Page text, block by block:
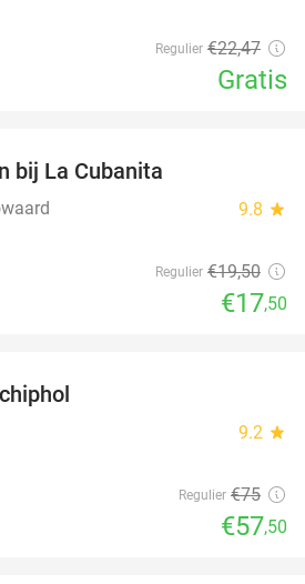
Regulier €22,47
Gratis
bij La Cubanita
9.8 star
Regulier €19,50
€17,50
9.2 star
Regulier €75
€57,50